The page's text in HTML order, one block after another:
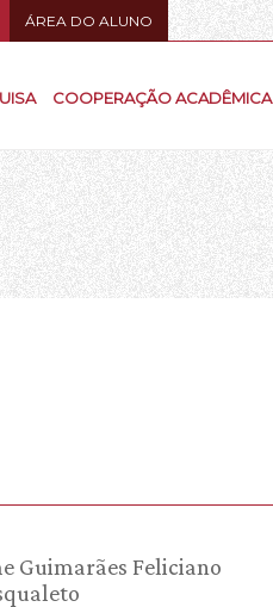
ÁREA DO ALUNO
COOPERAÇÃO ACADÊMICA
Guimarães Feliciano